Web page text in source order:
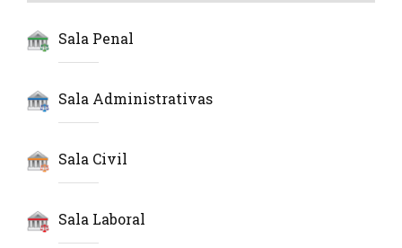
Sala Penal
Sala Administrativas
Sala Civil
Sala Laboral